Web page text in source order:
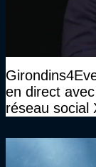
en direct
réseau social